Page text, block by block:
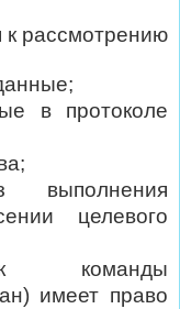
рассмотрению
в протоколе
целевого
команды
имеет право